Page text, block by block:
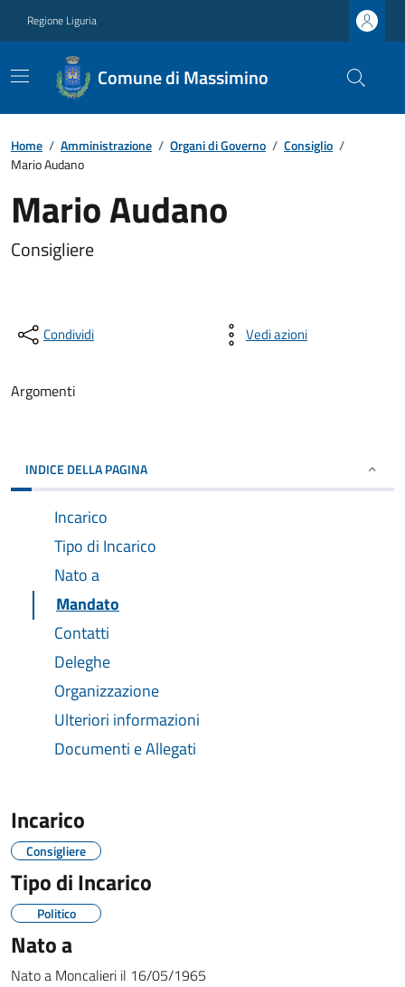
Regione Liguria
Comune di Massimino
Home / Amministrazione / Organi di Governo / Consiglio /
Mario Audano
Mario Audano
Consigliere
Condividi Vedi azioni
Argomenti
INDICE DELLA PAGINA
Incarico
Tipo di Incarico
Nato a
Mandato
Contatti
Deleghe
Organizzazione
Ulteriori informazioni
Documenti e Allegati
Incarico
Consigliere
Tipo di Incarico
Politico
Nato a
Nato a Moncalieri il 16/05/1965